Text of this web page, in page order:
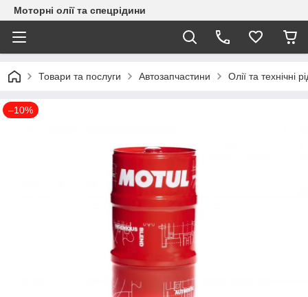
Моторні олії та спецрідини
Товари та послуги Автозапчастини Олії та технічні
–10%